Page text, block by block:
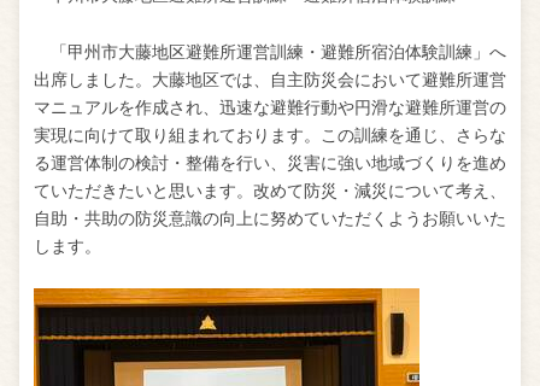
「甲州市大藤地区避難所運営訓練・避難所宿泊体験訓練」へ
出席しました。大藤地区では、自主防災会において避難所運営
マニュアルを作成され、迅速な避難行動や円滑な避難所運営の
実現に向けて取り組まれております。この訓練を通じ、さらな
る運営体制の検討・整備を行い、災害に強い地域づくりを進め
ていただきたいと思います。改めて防災・減災について考え、
自助・共助の防災意識の向上に努めていただくようお願いいた
します。